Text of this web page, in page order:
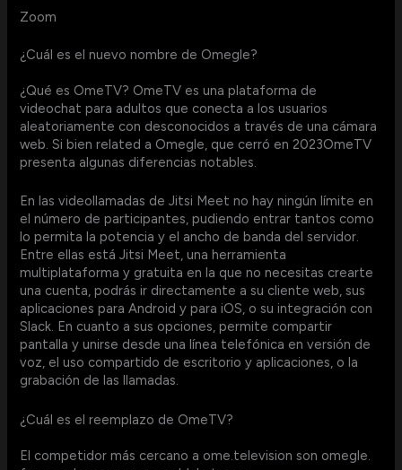
Zoom
¿Cuál es el nuevo nombre de Omegle?
¿Qué es OmeTV? OmeTV es una plataforma de
videochat para adultos que conecta a los usuarios
aleatoriamente con desconocidos a través de una cámara
web. Si bien related a Omegle, que cerró en 2023OmeTV
presenta algunas diferencias notables.
En las videollamadas de Jitsi Meet no hay ningún límite en
el número de participantes, pudiendo entrar tantos como
lo permita la potencia y el ancho de banda del servidor.
Entre ellas está Jitsi Meet, una herramienta
multiplataforma y gratuita en la que no necesitas crearte
una cuenta, podrás ir directamente a su cliente web, sus
aplicaciones para Android y para iOS, o su integración con
Slack. En cuanto a sus opciones, permite compartir
pantalla y unirse desde una línea telefónica en versión de
voz, el uso compartido de escritorio y aplicaciones, o la
grabación de las llamadas.
¿Cuál es el reemplazo de OmeTV?
El competidor más cercano a ome.television son omegle.